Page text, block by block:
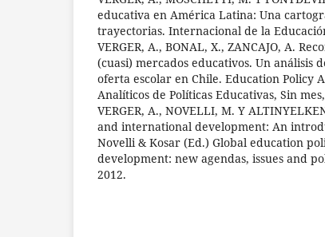
educativa en América Latina: Una
trayectorias. Internacional de la
VERGER, A., BONAL, X., ZANCAJO, A.
(cuasi) mercados educativos. Un análisis
oferta escolar en Chile. Education Policy
Analíticos de Políticas Educativas, Sin
VERGER, A., NOVELLI, M. Y
and international development: An
Novelli & Kosar (Ed.) Global education
development: new agendas, issues and
2012.